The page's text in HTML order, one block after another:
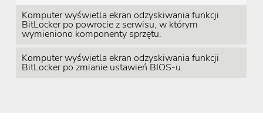
Komputer wyświetla ekran odzyskiwania funkcji
BitLocker po powrocie z serwisu, w którym
wymieniono komponenty sprzętu.
Komputer wyświetla ekran odzyskiwania funkcji
BitLocker po zmianie ustawień BIOS-u.